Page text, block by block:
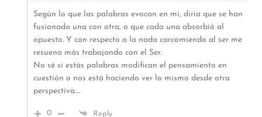
Según lo que las palabras evocan en mí, diría que se han
fusionado una con otra, o que cada una absorbió al
opuesto. Y con respecto a la nada carcomiendo al ser me
resuena más trabajando con el Ser.
No sé si estás palabras modifican el pensamiento en
cuestión o nos está haciendo ver lo mismo desde otra
perspectiva….
0 Reply